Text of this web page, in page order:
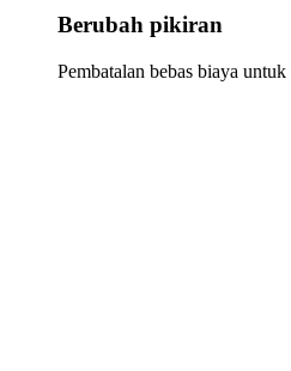
Berubah pikiran
Pembatalan bebas biaya